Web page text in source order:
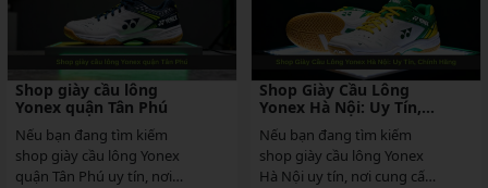
Shop giày cầu lông
Yonex quận Tân Phú
Nếu bạn đang tìm kiếm
shop giày cầu lông Yonex
quận Tân Phú uy tín, nơi
Shop Giày Cầu Lông
Yonex Hà Nội: Uy Tín,
Chính Hãng
Nếu bạn đang tìm kiếm
shop giày cầu lông Yonex
Hà Nội uy tín, nơi cung cấp